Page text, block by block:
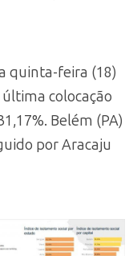
quinta-feira (18)
colocação
Belém (PA)
por Aracaju